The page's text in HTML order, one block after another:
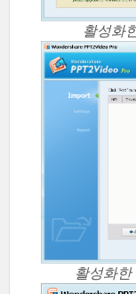
활성화
활성화